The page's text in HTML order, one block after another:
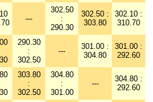
---
302.50
:
290.30
302.50 :
303.80
302.10 :
310.70
290.30
:
302.50
---
301.00 :
304.80
301.00 :
292.60
303.80
:
302.50
304.80
:
301.00
---
304.80 :
292.60